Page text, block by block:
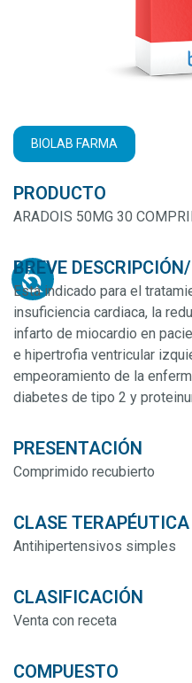
BIOLAB FARMA
PRODUCTO
ARADOIS 50MG 30
BREVE
Está indicado para el
insuficiencia cardiaca, la
infarto de miocardio en
e hipertrofia ventricular
empeoramiento de la
diabetes de tipo 2 y
PRESENTACIÓN
Comprimido recubierto
CLASE TERAPÉUTICA
Antihipertensivos simples
CLASIFICACIÓN
Venta con receta
COMPUESTO